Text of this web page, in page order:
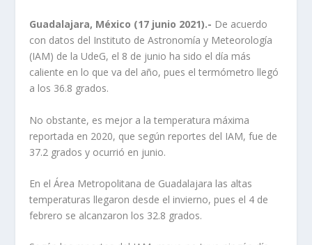
Guadalajara, México (17 junio 2021).- De acuerdo
con datos del Instituto de Astronomía y Meteorología
(IAM) de la UdeG, el 8 de junio ha sido el día más
caliente en lo que va del año, pues el termómetro llegó
a los 36.8 grados.
No obstante, es mejor a la temperatura máxima
reportada en 2020, que según reportes del IAM, fue de
37.2 grados y ocurrió en junio.
En el Área Metropolitana de Guadalajara las altas
temperaturas llegaron desde el invierno, pues el 4 de
febrero se alcanzaron los 32.8 grados.